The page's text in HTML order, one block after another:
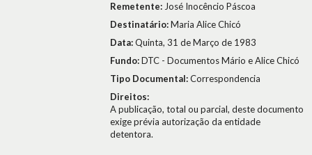
Remetente: José Inocêncio Páscoa
Destinatário:Maria Alice Chicó
Data:Quinta, 31 de Março de 1983
Fundo:DTC - Documentos Mário e Alice Chicó
Tipo Documental:Correspondencia
Direitos:
A publicação, total ou parcial, deste documento
exige prévia autorização da entidade
detentora.